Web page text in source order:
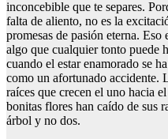
inconcebible que te separes.
falta de aliento, no es la
promesas de pasión eterna. Eso
algo que cualquier tonto puede
cuando el estar enamorado se
como un afortunado accidente.
raíces que crecen el uno hacia
bonitas flores han caído de sus
árbol y no dos.